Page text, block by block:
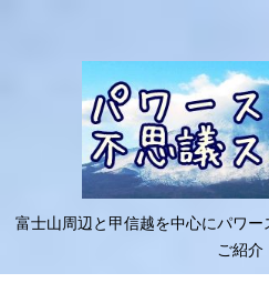
富士山周辺と甲信越を中心にパワ
ご紹介